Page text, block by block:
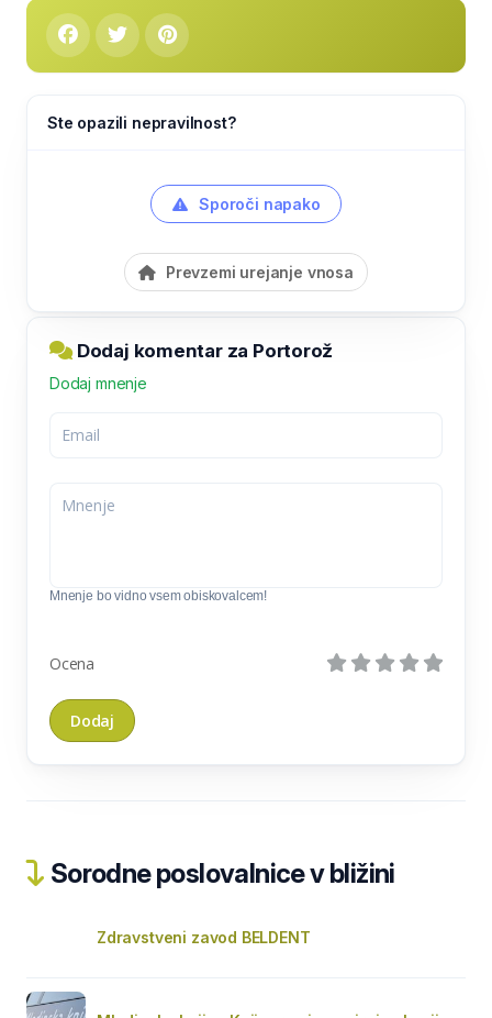
Ste opazili nepravilnost?
Sporoči napako
Prevzemi urejanje vnosa
Dodaj komentar za Portorož
Dodaj mnenje
Mnenje bo vidno vsem obiskovalcem!
Ocena
Sorodne poslovalnice v bližini
Zdravstveni zavod BELDENT